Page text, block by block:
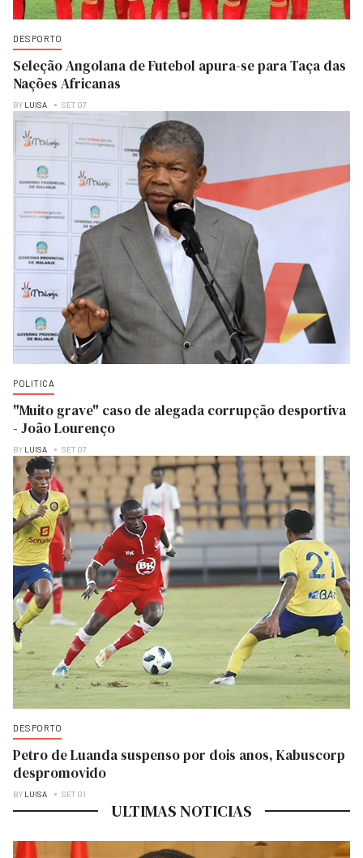
DESPORTO
Seleção Angolana de Futebol apura-se para Taça das
Nações Africanas
BY LUISA SET 07
POLITICA
"Muito grave" caso de alegada corrupção desportiva
- João Lourenço
BY LUISA SET 07
DESPORTO
Petro de Luanda suspenso por dois anos, Kabuscorp
despromovido
BY LUISA SET 01
ULTIMAS NOTICIAS